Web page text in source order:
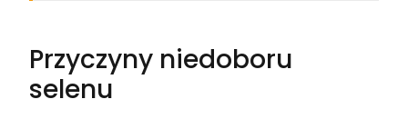
Przyczyny niedoboru
selenu